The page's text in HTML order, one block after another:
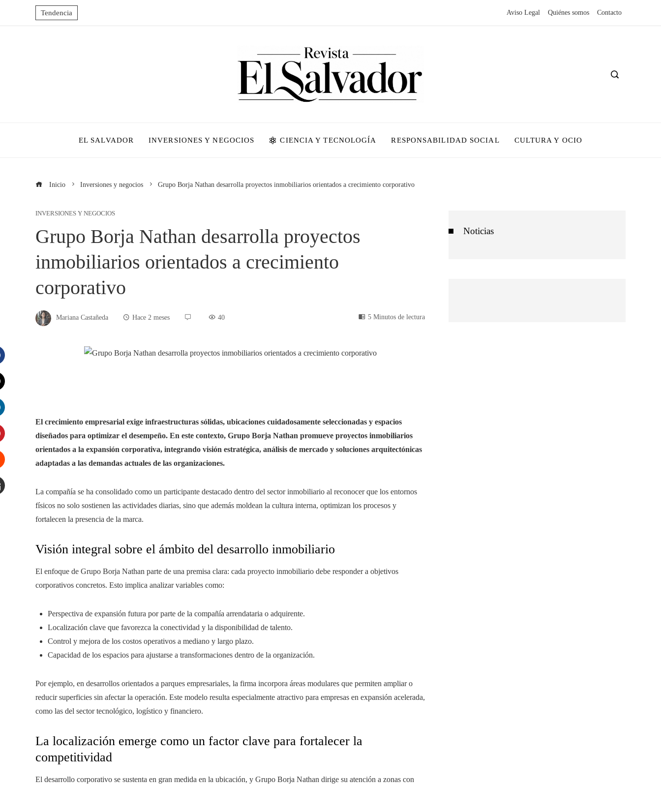
Tendencia Aviso Legal Quiénes somos Contacto
EL SALVADOR INVERSIONES Y NEGOCIOS CIENCIA Y TECNOLOGÍA RESPONSABILIDAD SOCIAL CULTURA Y OCIO
Inicio Inversiones y negocios Grupo Borja Nathan desarrolla proyectos inmobiliarios orientados a crecimiento corporativo
INVERSIONES Y NEGOCIOS
Grupo Borja Nathan desarrolla proyectos
inmobiliarios orientados a crecimiento
corporativo
Mariana Castañeda Hace 2 meses 40 5 Minutos de lectura
El crecimiento empresarial exige infraestructuras sólidas, ubicaciones cuidadosamente seleccionadas y espacios
diseñados para optimizar el desempeño. En este contexto, Grupo Borja Nathan promueve proyectos inmobiliarios
orientados a la expansión corporativa, integrando visión estratégica, análisis de mercado y soluciones arquitectónicas
adaptadas a las demandas actuales de las organizaciones.
La compañía se ha consolidado como un participante destacado dentro del sector inmobiliario al reconocer que los entornos
físicos no solo sostienen las actividades diarias, sino que además moldean la cultura interna, optimizan los procesos y
fortalecen la presencia de la marca.
Visión integral sobre el ámbito del desarrollo inmobiliario
El enfoque de Grupo Borja Nathan parte de una premisa clara: cada proyecto inmobiliario debe responder a objetivos
corporativos concretos. Esto implica analizar variables como:
Perspectiva de expansión futura por parte de la compañía arrendataria o adquirente.
Localización clave que favorezca la conectividad y la disponibilidad de talento.
Control y mejora de los costos operativos a mediano y largo plazo.
Capacidad de los espacios para ajustarse a transformaciones dentro de la organización.
Por ejemplo, en desarrollos orientados a parques empresariales, la firma incorpora áreas modulares que permiten ampliar o
reducir superficies sin afectar la operación. Este modelo resulta especialmente atractivo para empresas en expansión acelerada,
como las del sector tecnológico, logístico y financiero.
La localización emerge como un factor clave para fortalecer la
competitividad
El desarrollo corporativo se sustenta en gran medida en la ubicación, y Grupo Borja Nathan dirige su atención a zonas con
Noticias